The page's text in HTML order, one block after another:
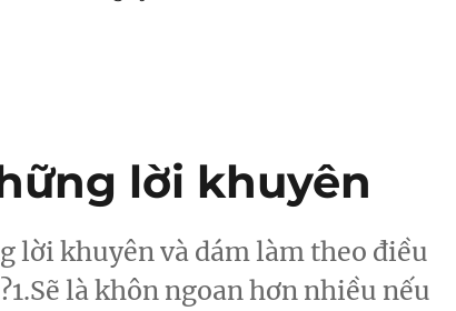
lời khuyên
lời khuyên và dám làm theo điều
là khôn ngoan hơn nhiều nếu